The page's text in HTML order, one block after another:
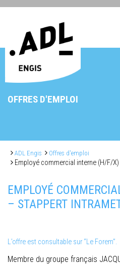
OFFRES D'EMPLOI
ADL Engis Offres d'emploi
Employé commercial interne (H/F/X)
EMPLOYÉ
– STAPPERT
L’offre est consultable sur “Le Forem”.
Membre du groupe français